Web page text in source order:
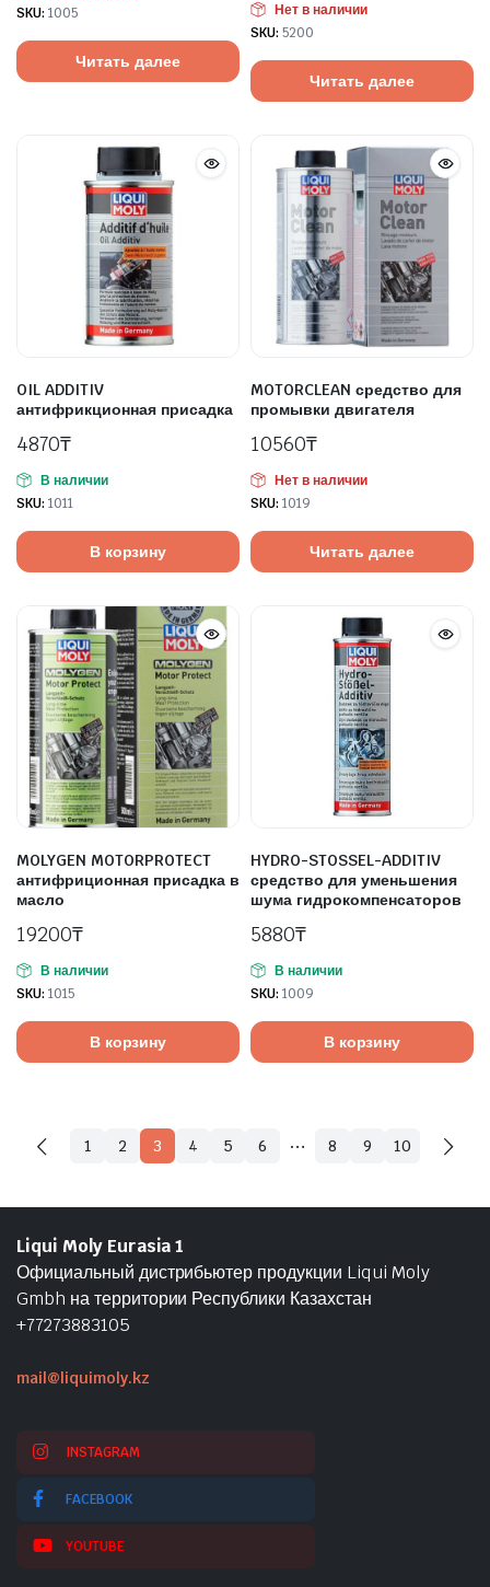
SKU: 1005
Читать далее
Нет в наличии
SKU: 5200
Читать далее
OIL ADDITIV
антифрикционная присадка
4870₸
В наличии
SKU: 1011
В корзину
MOTORCLEAN средство для
промывки двигателя
10560₸
Нет в наличии
SKU: 1019
Читать далее
MOLYGEN MOTORPROTECT
антифриционная присадка в
масло
19200₸
В наличии
SKU: 1015
В корзину
HYDRO-STOSSEL-ADDITIV
средство для уменьшения
шума гидрокомпенсаторов
5880₸
В наличии
SKU: 1009
В корзину
1 2 3 4 5 6 … 8 9 10
Liqui Moly Eurasia 1
Официальный дистрибьютер продукции Liqui Moly
Gmbh на территории Республики Казахстан
+77273883105
mail@liquimoly.kz
INSTAGRAM
FACEBOOK
YOUTUBE